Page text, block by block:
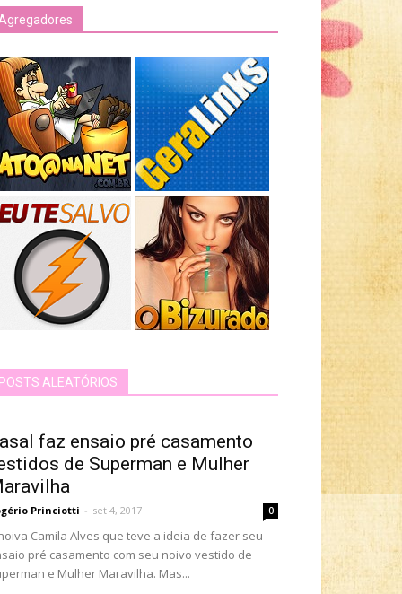
ALEATÓRIOS
faz ensaio pré casamento
de Superman e Mulher
Princiotti - set 4, 2017 0
Camila Alves que teve a ideia de fazer seu
pré casamento com seu noivo vestido de
e Mulher Maravilha. Mas...